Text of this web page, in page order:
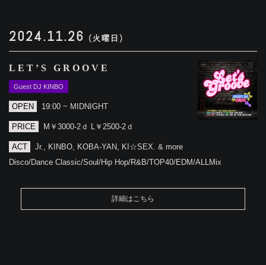
2024.11.26 (火曜日)
LET’S GROOVE
Guest DJ KINBO
OPEN 19:00 ~ MIDNIGHT
PRICE M￥3000-2ｄ L￥2500-2ｄ
ACT
Jr., KINBO, KOBA-YAN, KI☆SEX. & more
Disco/Dance Classic/Soul/Hip Hop/R&B/TOP40/EDM/ALLMix
詳細はこちら